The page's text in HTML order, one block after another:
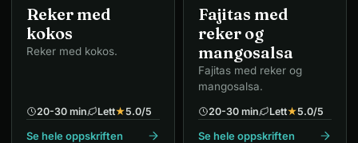
Reker med
kokos
Reker med kokos.
20-30 min Lett★5.0/5
Se hele oppskriften
Fajitas med
reker og
mangosalsa
Fajitas med reker og
mangosalsa.
20-30 min Lett★5.0/5
Se hele oppskriften